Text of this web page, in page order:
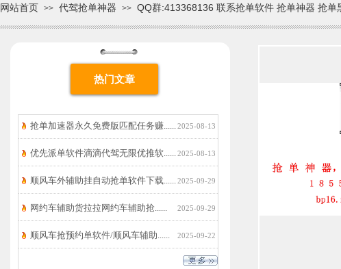
网站首页 >> 代驾抢单神器 >> QQ群:413368136 联系抢单软件 抢单神器 抢
热门文章
抢单加速器永久免费版匹配任务赚......2025-08-13
优先派单软件滴滴代驾无限优推软......2025-08-13
顺风车外辅助挂自动抢单软件下载......2025-09-29
网约车辅助货拉拉网约车辅助抢...... 2025-09-29
顺风车抢预约单软件/顺风车辅助...... 2025-09-22